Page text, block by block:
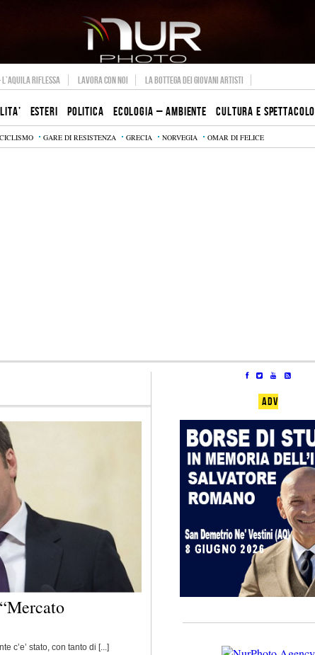
L’AQUILA RIFLESSA LAVORA CON NOI LA BOTTEGA DEI GIOVANI ARTISTI
ESTERI POLITICA ECOLOGIA – AMBIENTE CULTURA E SPETTACOLO
CICLISMO GARE DI RESISTENZA GRECIA NORVEGIA OMAR DI FELICE
c’e’ stato, con tanto di [...]
ADV